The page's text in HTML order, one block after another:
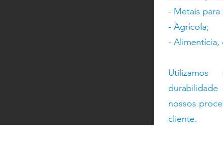
- Metais
- Agrícola;
- Alimentícia,
Utilizamos
nossos
cliente.